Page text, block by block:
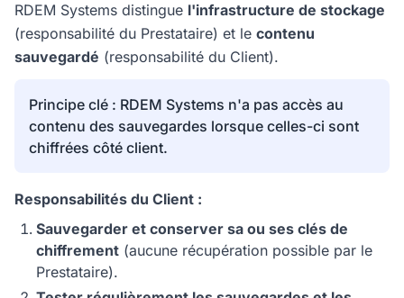
RDEM Systems distingue l'infrastructure de stockage
(responsabilité du Prestataire) et le contenu
sauvegardé (responsabilité du Client).
Principe clé : RDEM Systems n'a pas accès au
contenu des sauvegardes lorsque celles-ci sont
chiffrées côté client.
Responsabilités du Client :
Sauvegarder et conserver sa ou ses clés de
chiffrement (aucune récupération possible par le
Prestataire).